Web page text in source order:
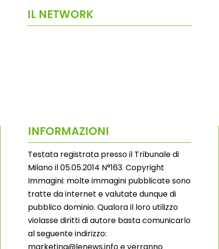
IL NETWORK
INFORMAZIONI
Testata registrata presso il Tribunale di
Milano il 05.05.2014 N°163. Copyright
Immagini: molte immagini pubblicate sono
tratte da internet e valutate dunque di
pubblico dominio. Qualora il loro utilizzo
violasse diritti di autore basta comunicarlo
al seguente indirizzo:
marketing@lenews.info e verranno